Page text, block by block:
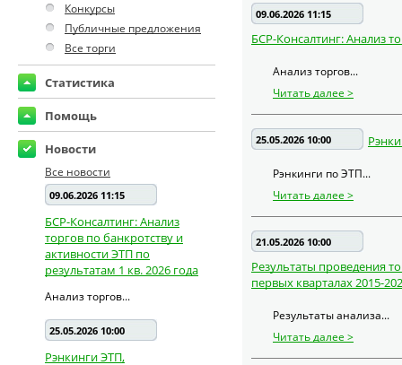
Конкурсы
Публичные предложения
Все торги
Статистика
Помощь
Новости
Все новости
09.06.2026 11:15
БСР-Консалтинг: Анализ
торгов по банкротству и
активности ЭТП по
результатам 1 кв. 2026 года
Анализ торгов...
25.05.2026 10:00
Рэнкинги ЭТП,
09.06.2026 11:15
БСР-Консалтинг: Анализ
Анализ торгов...
Читать далее >
25.05.2026 10:00
Рэнкинги по ЭТП...
Читать далее >
21.05.2026 10:00
Результаты проведения
первых кварталах 2015-
Результаты анализа...
Читать далее >